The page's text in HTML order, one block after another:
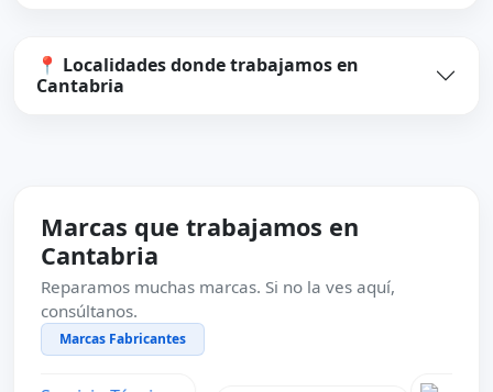
📍 Localidades donde trabajamos en
Cantabria
Marcas que trabajamos en
Cantabria
Reparamos muchas marcas. Si no la ves aquí,
consúltanos.
Marcas Fabricantes